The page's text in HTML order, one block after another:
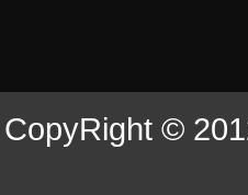
CopyRight ©